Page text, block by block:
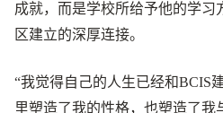
成就，而是学校所给予他的学习
区建立的深厚连接。
“我觉得自己的人生已经和BCIS
里塑造了我的性格，也塑造了我